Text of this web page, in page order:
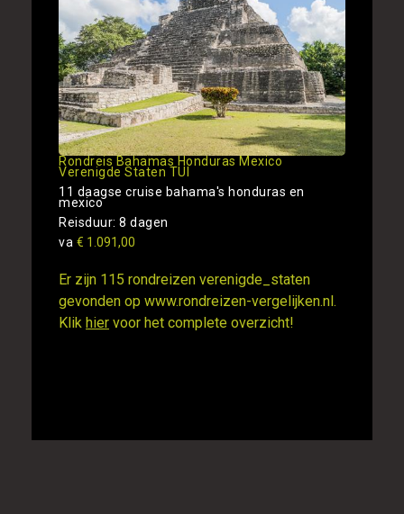
Rondreis Bahamas Honduras Mexico
Verenigde Staten TUI
11 daagse cruise bahama's honduras en
mexico
Reisduur: 8 dagen
va € 1.091,00
Er zijn 115 rondreizen verenigde_staten
gevonden op www.rondreizen-vergelijken.nl.
Klik hier voor het complete overzicht!